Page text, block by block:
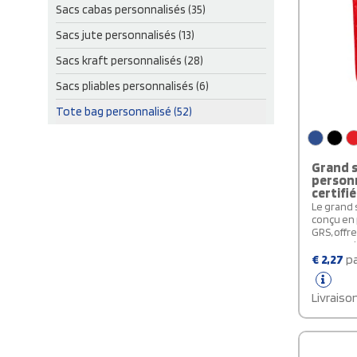
Sacs cabas personnalisés (35)
Sacs jute personnalisés (13)
Sacs kraft personnalisés (28)
Sacs pliables personnalisés (6)
Tote bag personnalisé (52)
Grand
certifié
Le grand
conçu
GRS,
sacs en
durable
peut
10 kg.
principal
transport
font un
€ 2,27